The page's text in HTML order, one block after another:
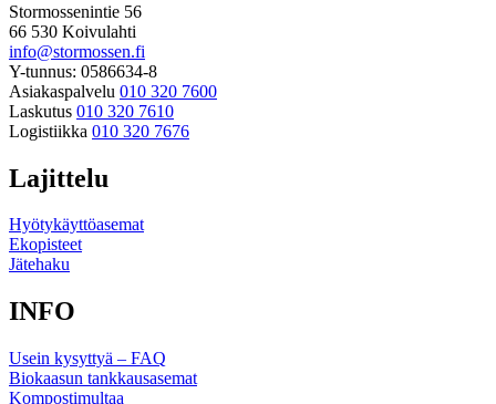
Stormossenintie 56
66 530 Koivulahti
info@stormossen.fi
Y-tunnus: 0586634-8
Asiakaspalvelu 010 320 7600
Laskutus 010 320 7610
Logistiikka 010 320 7676
Lajittelu
Hyötykäyttöasemat
Ekopisteet
Jätehaku
INFO
Usein kysyttyä – FAQ
Biokaasun tankkausasemat
Kompostimultaa